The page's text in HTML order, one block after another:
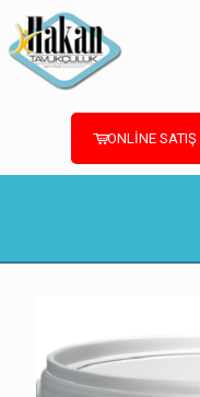
ONLİNE SATIŞ